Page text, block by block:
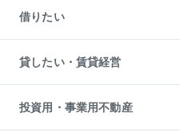
中古一戸建ての購入
不動産購入の流れ
注目キーワード物件特集
購入ガイド
English 繁体中文簡体中文
一戸建ての売却・査定
土地の売却・査定
スピードAI査定
不動産査定について
不動産売却の流れ
不動産買換えの流れ
売却ガイド
借りたい
オフィス・店舗の賃貸
借りるときの流れ
借りるガイド
貸したい・賃貸経営
マンション賃料データ
賃貸管理プラン
リロケーションについて
投資用・事業用不動産